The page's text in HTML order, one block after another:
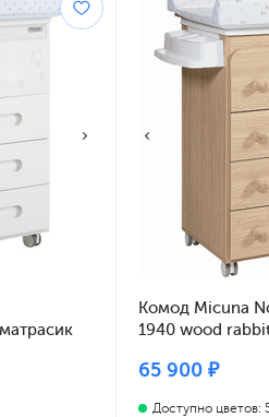
Комод Micuna
1940 wood
65 900 ₽
Доступно цветов: